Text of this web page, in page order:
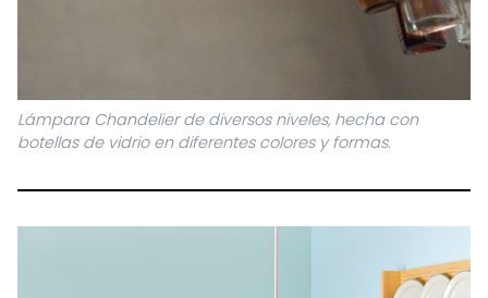
Lámpara Chandelier de diversos niveles, hecha con
botellas de vidrio en diferentes colores y formas.